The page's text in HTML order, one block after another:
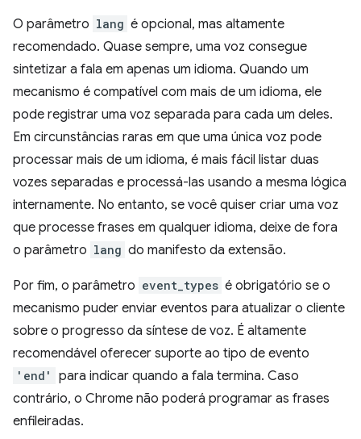
O parâmetro lang é opcional, mas altamente
recomendado. Quase sempre, uma voz consegue
sintetizar a fala em apenas um idioma. Quando um
mecanismo é compatível com mais de um idioma, ele
pode registrar uma voz separada para cada um deles.
Em circunstâncias raras em que uma única voz pode
processar mais de um idioma, é mais fácil listar duas
vozes separadas e processá-las usando a mesma lógica
internamente. No entanto, se você quiser criar uma voz
que processe frases em qualquer idioma, deixe de fora
o parâmetro lang do manifesto da extensão.
Por fim, o parâmetro event_types é obrigatório se o
mecanismo puder enviar eventos para atualizar o cliente
sobre o progresso da síntese de voz. É altamente
recomendável oferecer suporte ao tipo de evento
'end'
para indicar quando a fala termina. Caso
contrário, o Chrome não poderá programar as frases
enfileiradas.